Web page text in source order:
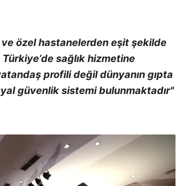
özel hastanelerden eşit şekilde
sağlık hizmetine
profili değil dünyanın gıpta
güvenlik sistemi bulunmaktadır"